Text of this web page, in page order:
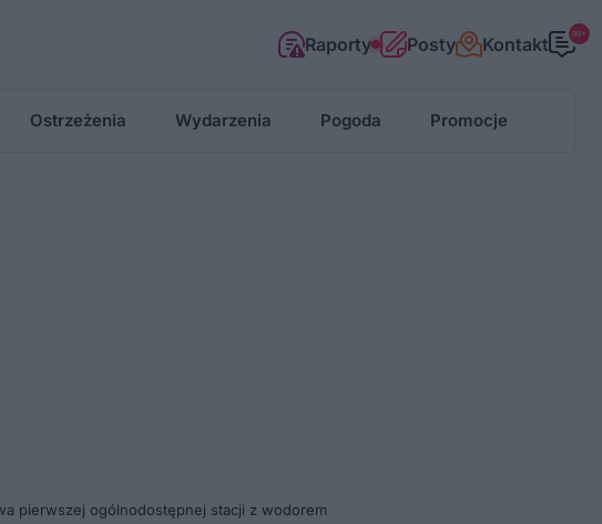
Raporty Posty Kontakt 99+
Ostrzeżenia Wydarzenia Pogoda Promocje
pierwszej ogólnodostępnej stacji z wodorem